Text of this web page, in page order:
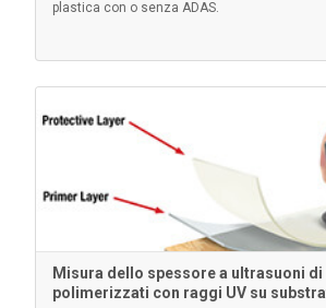
Spessori in plastica certificati
Alternativa economica alle piastre
plastica con o senza ADAS.
Misura dello spessore a ultrasuoni
polimerizzati con raggi UV su